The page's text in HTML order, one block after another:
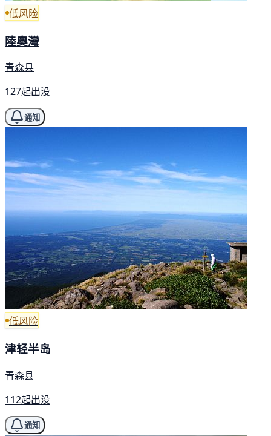
低风险
陸奧灣
青森县
127起出没
通知
低风险
津轻半岛
青森县
112起出没
通知